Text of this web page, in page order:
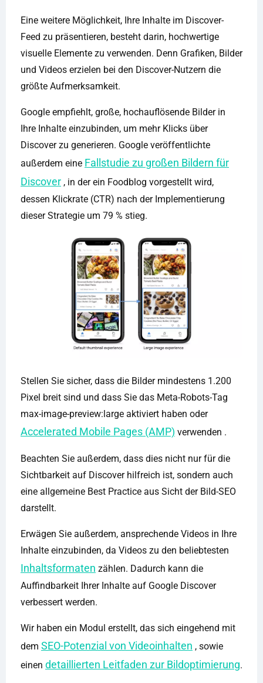
Eine weitere Möglichkeit, Ihre Inhalte im Discover-
Feed zu präsentieren, besteht darin, hochwertige
visuelle Elemente zu verwenden. Denn Grafiken, Bilder
und Videos erzielen bei den Discover-Nutzern die
größte Aufmerksamkeit.
Google empfiehlt, große, hochauflösende Bilder in
Ihre Inhalte einzubinden, um mehr Klicks über
Discover zu generieren. Google veröffentlichte
außerdem eine Fallstudie zu großen Bildern für
Discover , in der ein Foodblog vorgestellt wird,
dessen Klickrate (CTR) nach der Implementierung
dieser Strategie um 79 % stieg.
Stellen Sie sicher, dass die Bilder mindestens 1.200
Pixel breit sind und dass Sie das Meta-Robots-Tag
max-image-preview:large aktiviert haben oder
Accelerated Mobile Pages (AMP) verwenden .
Beachten Sie außerdem, dass dies nicht nur für die
Sichtbarkeit auf Discover hilfreich ist, sondern auch
eine allgemeine Best Practice aus Sicht der Bild-SEO
darstellt.
Erwägen Sie außerdem, ansprechende Videos in Ihre
Inhalte einzubinden, da Videos zu den beliebtesten
Inhaltsformaten zählen. Dadurch kann die
Auffindbarkeit Ihrer Inhalte auf Google Discover
verbessert werden.
Wir haben ein Modul erstellt, das sich eingehend mit
dem SEO-Potenzial von Videoinhalten , sowie
einen detaillierten Leitfaden zur Bildoptimierung.